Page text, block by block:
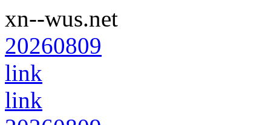
xn--wus.net
20260809
link
link